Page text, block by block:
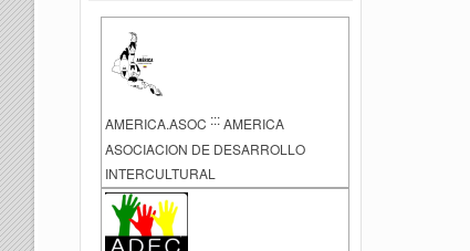
AMERICA.ASOC :::AMERICA
ASOCIACION DE DESARROLLO
INTERCULTURAL